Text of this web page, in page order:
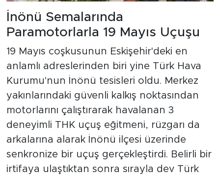
İnönü Semalarında
Paramotorlarla 19 Mayıs Uçuşu
19 Mayıs coşkusunun Eskişehir'deki en
anlamlı adreslerinden biri yine Türk Hava
Kurumu'nun İnönü tesisleri oldu. Merkez
yakınlarındaki güvenli kalkış noktasından
motorlarını çalıştırarak havalanan 3
deneyimli THK uçuş eğitmeni, rüzgarı da
arkalarına alarak İnönü ilçesi üzerinde
senkronize bir uçuş gerçekleştirdi. Belirli bir
irtifaya ulaştıktan sonra sırayla dev Türk